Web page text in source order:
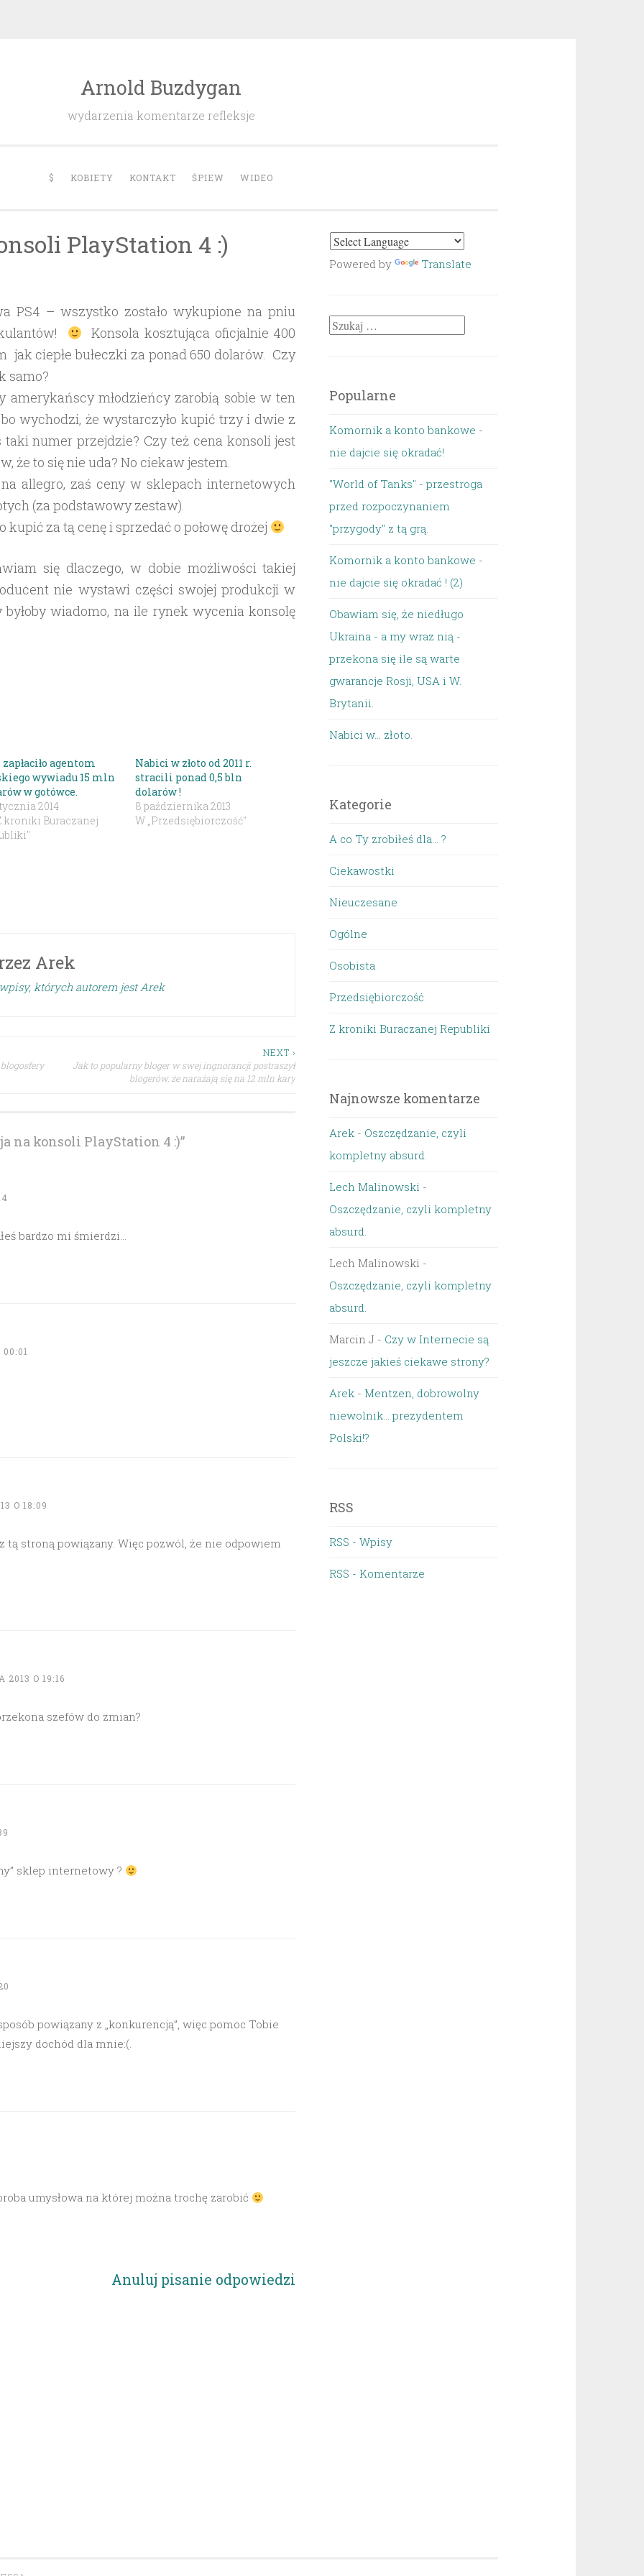
Arnold Buzdygan
wydarzenia komentarze refleksje
$ KOBIETY KONTAKT ŚPIEW WIDEO
PlayStation 4 :)
PS4 – wszystko zostało wykupione na pniu
Konsola kosztująca oficjalnie 400
jak ciepłe bułeczki za ponad 650 dolarów. Czy
samo?
amerykańscy młodzieńcy zarobią sobie w ten
wychodzi, że wystarczyło kupić trzy i dwie z
numer przejdzie? Czy też cena konsoli jest
że to się nie uda? No ciekaw jestem.
allegro, zaś ceny w sklepach internetowych
(za podstawowy zestaw).
za tą cenę i sprzedać o połowę drożej
się dlaczego, w dobie możliwości takiej
nie wystawi części swojej produkcji w
wiadomo, na ile rynek wycenia konsolę
zapłaciło agentom
wywiadu 15 mln
w gotówce.
2014
kroniki Buraczanej
Nabici w złoto od 2011 r.
stracili ponad 0,5 bln
dolarów !
8 października 2013
W „Przedsiębiorczość"
Arek
których autorem jest Arek
NEXT ›
Jak to popularny bloger w swej ingnorancji postraszył
blogerów, że narażają się na 12 mln kary
na konsoli PlayStation 4 :)”
bardzo mi śmierdzi…
O 18:09
tą stroną powiązany. Więc pozwól, że nie odpowiem
2013 O 19:16
szefów do zmian?
sklep internetowy ?
powiązany z „konkurencją”, więc pomoc Tobie
dochód dla mnie:(.
umysłowa na której można trochę zarobić
Anuluj pisanie odpowiedzi
Powered by Translate
Szukaj:
Popularne
Komornik a konto bankowe -
nie dajcie się okradać!
"World of Tanks" - przestroga
przed rozpoczynaniem
"przygody" z tą grą.
Komornik a konto bankowe -
nie dajcie się okradać ! (2)
Obawiam się, że niedługo
Ukraina - a my wraz nią -
przekona się ile są warte
gwarancje Rosji, USA i W.
Brytanii.
Nabici w... złoto.
Kategorie
A co Ty zrobiłeś dla… ?
Ciekawostki
Nieuczesane
Ogólne
Osobista
Przedsiębiorczość
Z kroniki Buraczanej Republiki
Najnowsze komentarze
Arek - Oszczędzanie, czyli
kompletny absurd.
Lech Malinowski -
Oszczędzanie, czyli kompletny
absurd.
Lech Malinowski -
Oszczędzanie, czyli kompletny
absurd.
Marcin J - Czy w Internecie są
jeszcze jakieś ciekawe strony?
Arek - Mentzen, dobrowolny
niewolnik… prezydentem
Polski!?
RSS
RSS - Wpisy
RSS - Komentarze